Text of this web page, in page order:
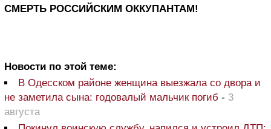
СМЕРТЬ РОССИЙСКИМ ОККУПАНТАМ!
Новости по этой теме:
В Одесском районе женщина выезжала со двора и
не заметила сына: годовалый мальчик погиб - 3
августа